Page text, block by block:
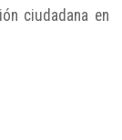
ciudadana en